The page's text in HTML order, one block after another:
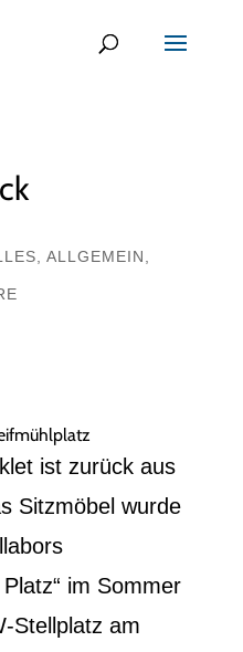
ALLGEMEIN
ist zurück aus
Sitzmöbel wurde
im Sommer
Stellplatz am